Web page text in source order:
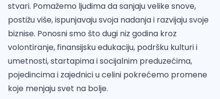
stvari. Pomažemo ljudima da sanjaju velike snove,
postižu više, ispunjavaju svoja nadanja i razvijaju svoje
biznise. Ponosni smo što dugi niz godina kroz
volontiranje, finansijsku edukaciju, podršku kulturi i
umetnosti, startapima i socijalnim preduzećima,
pojedincima i zajednici u celini pokrećemo promene
koje menjaju svet na bolje.